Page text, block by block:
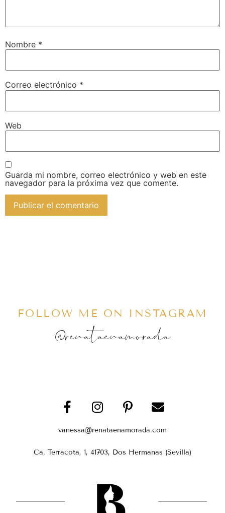
Nombre *
Correo electrónico *
Web
Guarda mi nombre, correo electrónico y web en este
navegador para la próxima vez que comente.
FOLLOW ME ON INSTAGRAM
@renataenamorada
vanessa@renataenamorada.com
Ca. Terracota, 1, 41703, Dos Hermanas (Sevilla)